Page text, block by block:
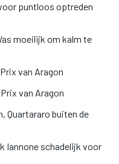
puntloos optreden
moeilijk om kalm te
van Aragon
van Aragon
Quartararo buiten de
Iannone schadelijk voor